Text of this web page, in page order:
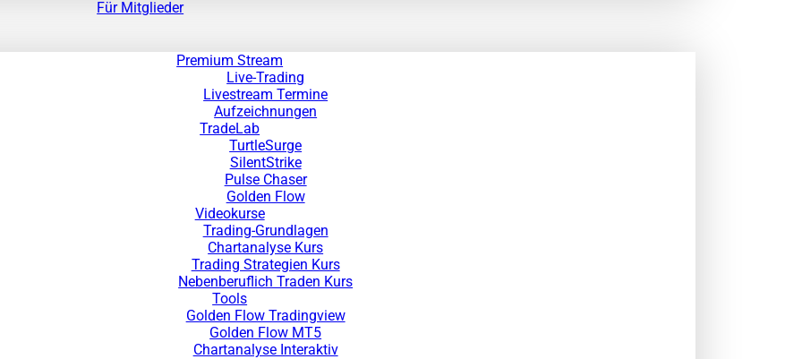
Für Mitglieder
Premium Stream
Live-Trading
Livestream Termine
Aufzeichnungen
TradeLab
TurtleSurge
SilentStrike
Pulse Chaser
Golden Flow
Videokurse
Trading-Grundlagen
Chartanalyse Kurs
Trading Strategien Kurs
Nebenberuflich Traden Kurs
Tools
Golden Flow Tradingview
Golden Flow MT5
Chartanalyse Interaktiv